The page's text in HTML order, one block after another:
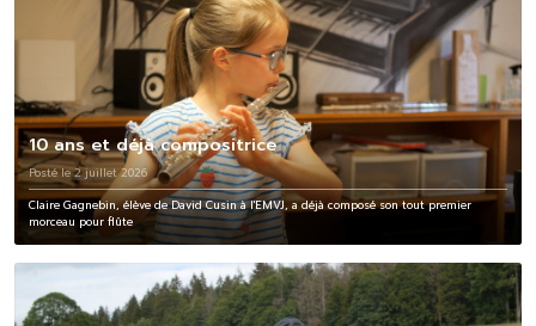
10 ans et déjà compositrice
Posté le 2 juillet 2026
Claire Gagnebin, élève de David Cusin à l'EMVJ, a déjà composé son tout premier
morceau pour flûte